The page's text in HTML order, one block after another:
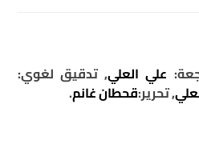
علي العلي, تدقيق لغوي:
, تحرير:قحطان غانم.